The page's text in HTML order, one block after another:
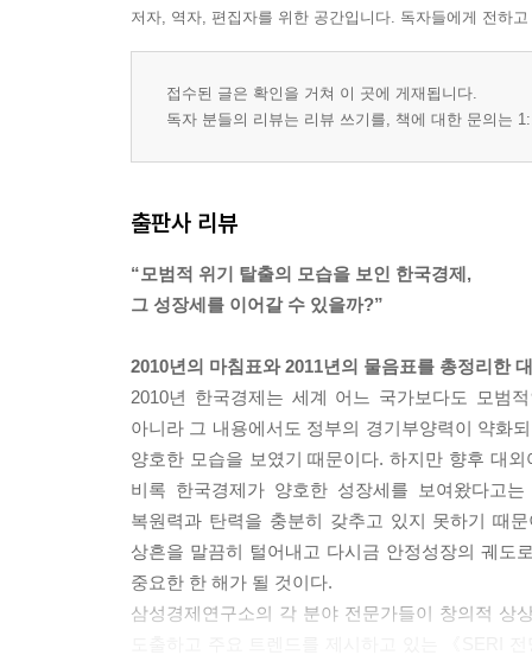
03 기로에 선 사회보험, 개편 논의 재점화 | 도건우
04 변화를 모색하는 저출산·고령화 정책: “새로마
06 다양한 해법이 모색되고 있는 중고령 인력의 고
10 녹색규제로 본격화되는 그린빌딩 | 강희찬
11 구조적 해법을 모색하는 식량위기 관리 | 박환일
12 관리 국면으로 진입하는 한반도 | 임수호·방태섭
6 사회 문화
PREVIEW
01 격차 심화에 따른 사회갈등의 심화와 해결 노력
02 공정사회 구현을 위한 지도층의 책임 강조 | 박준
03 수면 위로 부상하는 다문화사회의 갈등과 비용 |
04 생산성과 창의성 증대를 위한 워크스마트 활용
05 여가시장의 주소비계층으로 등장하는 뉴 시니
06 새로운 소통시대를 열어가는 소셜네트워크서비
07 저출산 추세 정착에 따라 주목받게 될 워킹맘 |
저자, 역자, 편집자를 위한 공간입니다. 독자들에게 전하
접수된 글은 확인을 거쳐 이 곳에 게재됩니다.
독자 분들의 리뷰는 리뷰 쓰기를, 책에 대한 문의는
출판사 리뷰
“모범적 위기 탈출의 모습을 보인 한국경제,
그 성장세를 이어갈 수 있을까?”
2010년의 마침표와 2011년의 물음표를 총정리한
2010년 한국경제는 세계 어느 국가보다도 모범
아니라 그 내용에서도 정부의 경기부양력이 약화
양호한 모습을 보였기 때문이다. 하지만 향후 대
비록 한국경제가 양호한 성장세를 보여왔다고
복원력과 탄력을 충분히 갖추고 있지 못하기 때
상흔을 말끔히 털어내고 다시금 안정성장의 궤도
중요한 한 해가 될 것이다.
삼성경제연구소의 각 분야 전문가들이 창의적 상